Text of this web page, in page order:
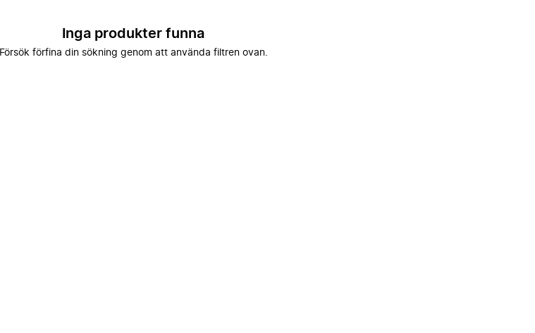
Inga produkter funna
Försök förfina din sökning genom att använda filtren ovan.